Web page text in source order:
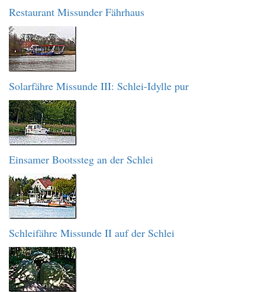
Restaurant Missunder Fährhaus
Solarfähre Missunde III: Schlei-Idylle pur
Einsamer Bootssteg an der Schlei
Schleifähre Missunde II auf der Schlei